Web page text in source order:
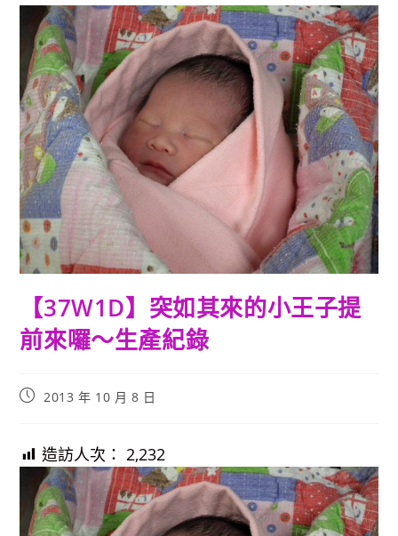
【37W1D】突如其來的小王子提
前來囉～生產紀錄
Post2013 年 10 月 8 日
造訪人次： 2,232